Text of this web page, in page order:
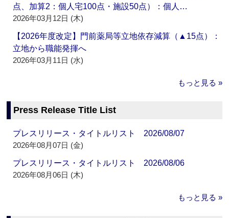
点、加算2：個人宅100点・施設50点）：個人…
2026年03月12日 (木)
【2026年度改定】門前薬局等立地依存減算（▲15点）：
立地から職能発揮へ
2026年03月11日 (水)
もっと見る »
Press Release Title List
プレスリリース・タイトルリスト 2026/08/07
2026年08月07日 (金)
プレスリリース・タイトルリスト 2026/08/06
2026年08月06日 (木)
もっと見る »